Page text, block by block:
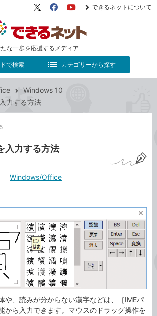
な一歩を応援するメディア
X（旧
FacebookYouTube
できるネットについて
で検索 カテゴリーから探す
Windows 10
力する方法
入力する方法
Windows/Office
や、読みが分からない漢字などは、［IMEパ
から入力できます。マウスのドラッグ操作を